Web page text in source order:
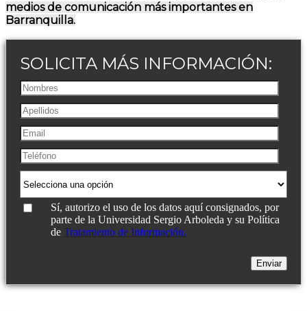
medios de comunicación más importantes en
Barranquilla.
SOLICITA MÁS INFORMACIÓN:
Sí, autorizo el uso de los datos aquí consignados, por
parte de la Universidad Sergio Arboleda y su Política
de Tratamiento de Información.